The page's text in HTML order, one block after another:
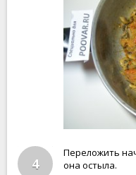
4
Переложить
она остыла.